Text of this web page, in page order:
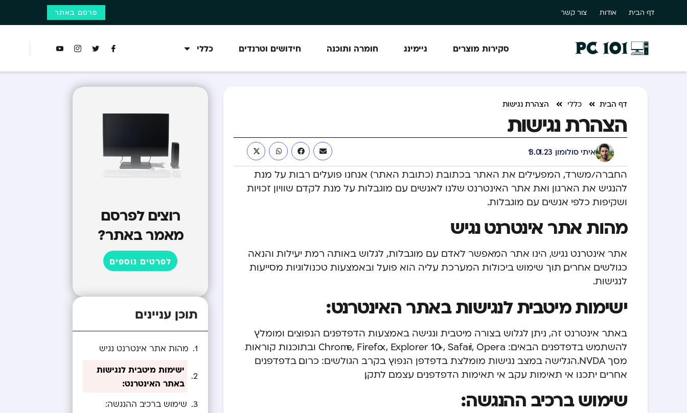
דף הבית אודות צור קשר פרסם באתר
סקירות מוצרים גיימינג חומרה ותוכנה חידושים וטרנדים כללי
דף הבית כללי הצהרת נגישות
הצהרת נגישות
איתי סולומון 13.01.23
החברה/משרד, המפעילים את האתר בכתובת (כתובת האתר) אנחנו פועלים רבות על מנת
להנגיש את הארגון ואת אתר האינטרנט שלנו לאנשים עם מוגבלות על מנת לקדם שוויון זכויות
ושקיפות כלפי אנשים עם מוגבלות.
מהות אתר אינטרנט נגיש
אתר אינטרנט נגיש, הינו אתר המאפשר לאדם עם מוגבלות, לגלוש באותה רמת יעילות והנאה
כגולשים אחרים, תוך שימוש ביכולות המערכת עליה הוא פועל ובאמצעות טכנולוגיות מסייעות
לנגישות.
ישימות מיטבית לנגישות באתר האינטרנט:
באתר אינטרנט זה, ניתן לגלוש בצורה מיטבית ונגישה באמצעות הדפדפנים הנפוצים ומומלץ
להשתמש בדפדפנים הבאים: Chrome, Firefox, Explorer 10+, Safari, Opera ובתוכנות קוראות
מסך NVDA. הגלישה במצב נגישות מומלצת בדפדפן הנפוץ בקרב הגולשים: כרום. בדפדפנים
אחרים יתכנו אי תאימות עקב אי תאימות הדפדפנים עצמם לתקן.
שימוש ברכיב ההנגשה:
רוצים לפרסם
מאמר באתר?
לפרטים נוספים
תוכן עניינים
מהות אתר אינטרנט נגיש
ישימות מיטבית לנגישות
באתר האינטרנט:
שימוש ברכיב ההנגשה: